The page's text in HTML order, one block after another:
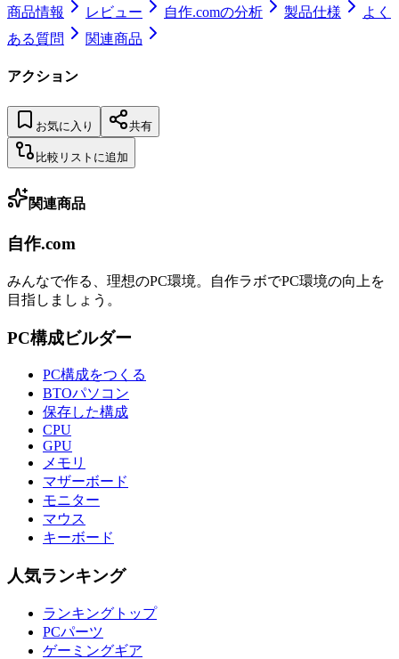
商品情報 レビュー 自作.comの分析 製品仕様
よく
ある質問
関連商品
アクション
お気に入り 共有
比較リストに追加
関連商品
自作.com
みんなで作る、理想のPC環境。 自作ラボでPC環境の向上を
目指しましょう。
PC構成ビルダー
PC構成をつくる
BTOパソコン
保存した構成
CPU
GPU
メモリ
マザーボード
モニター
マウス
キーボード
人気ランキング
ランキングトップ
PCパーツ
ゲーミングギア